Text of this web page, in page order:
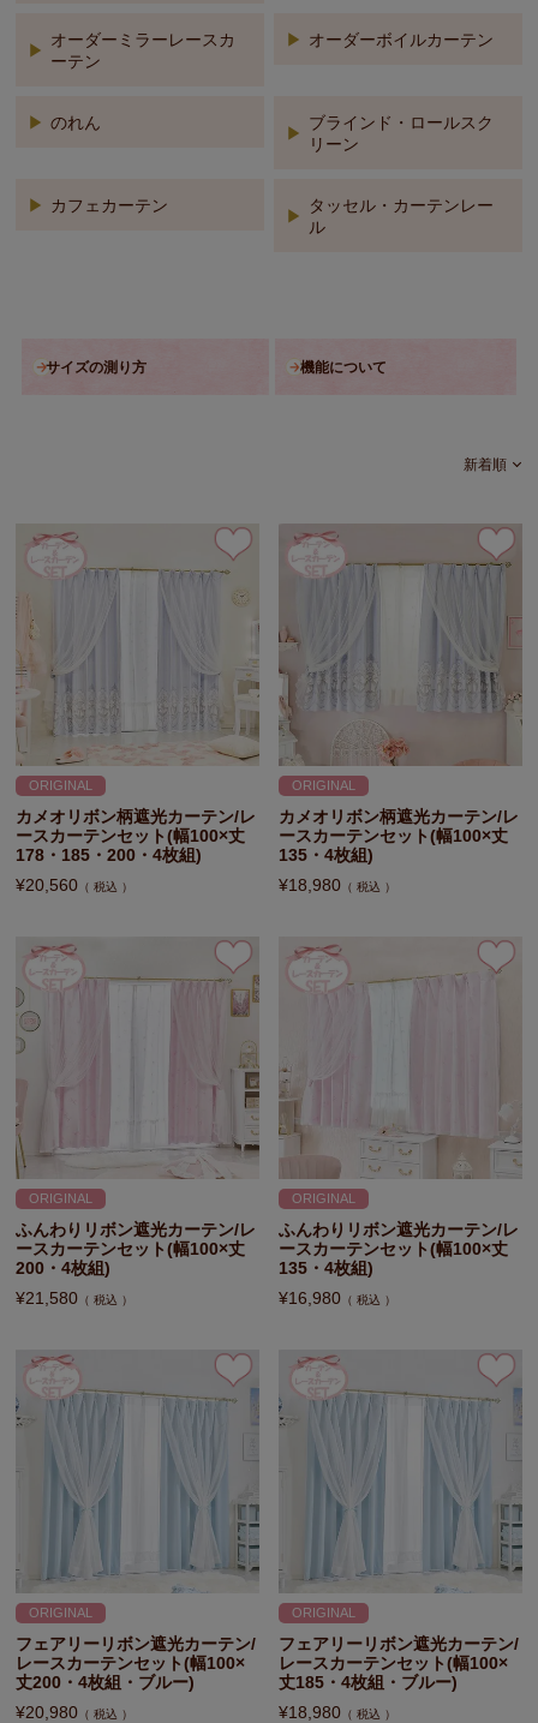
オーダーミラーレースカ
ーテン
オーダーボイルカーテン
のれん
ブラインド・ロールスク
リーン
カフェカーテン
タッセル・カーテンレー
ル
サイズの測り方 機能について
新着順
ORIGINAL
カメオリボン柄遮光カーテン/レ
ースカーテンセット(幅100×丈
178・185・200・4枚組)
¥20,560 税込
ORIGINAL
カメオリボン柄遮光カーテン/レ
ースカーテンセット(幅100×丈
135・4枚組)
¥18,980 税込
ORIGINAL
ふんわりリボン遮光カーテン/レ
ースカーテンセット(幅100×丈
200・4枚組)
¥21,580 税込
ORIGINAL
ふんわりリボン遮光カーテン/レ
ースカーテンセット(幅100×丈
135・4枚組)
¥16,980 税込
ORIGINAL
フェアリーリボン遮光カーテン/
レースカーテンセット(幅100×
丈200・4枚組・ブルー)
¥20,980 税込
ORIGINAL
フェアリーリボン遮光カーテン/
レースカーテンセット(幅100×
丈185・4枚組・ブルー)
¥18,980 税込